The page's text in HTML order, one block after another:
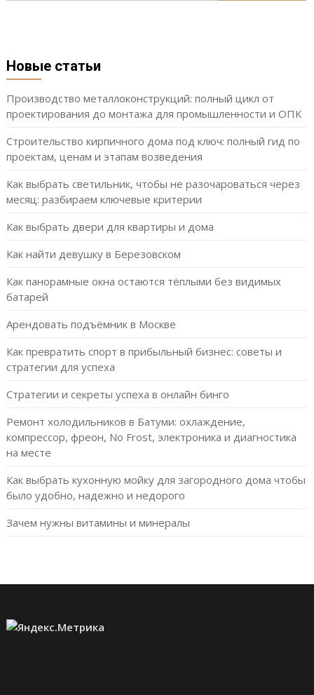
Новые статьи
Производство металлоконструкций: полный цикл от
проектирования до монтажа для промышленности и ОПК
Строительство кирпичного дома под ключ: полный гид по
проектам, ценам и этапам возведения
Как выбрать светильник, чтобы не разочароваться через
месяц: разбираем ключевые критерии
Как выбрать двери для квартиры и дома
Как найти девушку в Березовском
Как панорамные окна остаются тёплыми без видимых
батарей
Арендовать подъёмник в Москве
Как превратить спорт в прибыльный бизнес: советы и
стратегии для успеха
Стратегии и секреты успеха в онлайн бинго
Ремонт холодильников в Батуми: охлаждение,
компрессор, фреон, No Frost, электроника и диагностика
на месте
Как выбрать кухонную мойку для загородного дома чтобы
было удобно, надежно и недорого
Зачем нужны витамины и минералы